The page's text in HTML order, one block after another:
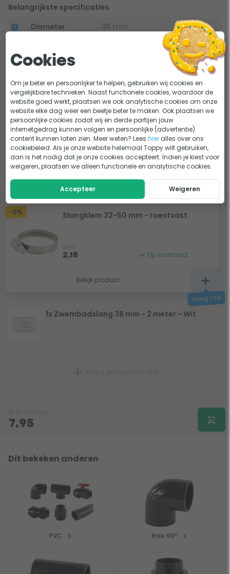
Belangrijkste specificaties
Diameter
38 mm
Materiaal
Geschikt voor
type zwembad
Opzetzwembad
Bekijk alle specificaties
Slim combineren
-5% Slangklem 32-50 mm - roestvast
2,18 Op voorraad
Bekijk product
1x Zwembadslang 38 mm - 2 meter - Wit
7,95
Dit bekeken anderen
PVC Knie 90º
Cookies
Om je beter en persoonlijker te helpen, gebruiken wij cookies en
vergelijkbare technieken. Naast functionele cookies, waardoor de
website goed werkt, plaatsen we ook analytische cookies om onze
website elke dag weer een beetje beter te maken. Ook plaatsen we
persoonlijke cookies zodat wij en derde partijen jouw
internetgedrag kunnen volgen en persoonlijke (advertentie)
content kunnen laten zien. Meer weten? Leeshier alles over ons
cookiebeleid. Als je onze website helemaal Toppy wilt gebruiken,
dan is het nodig dat je onze cookies accepteert. Indien je kiest voor
weigeren, plaatsen we alleen functionele en analytische cookies.
Accepteer Weigeren